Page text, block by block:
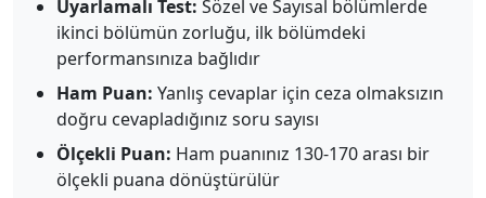
Uyarlamalı Test: Sözel ve Sayısal bölümlerde
ikinci bölümün zorluğu, ilk bölümdeki
performansınıza bağlıdır
Ham Puan: Yanlış cevaplar için ceza olmaksızın
doğru cevapladığınız soru sayısı
Ölçekli Puan: Ham puanınız 130-170 arası bir
ölçekli puana dönüştürülür